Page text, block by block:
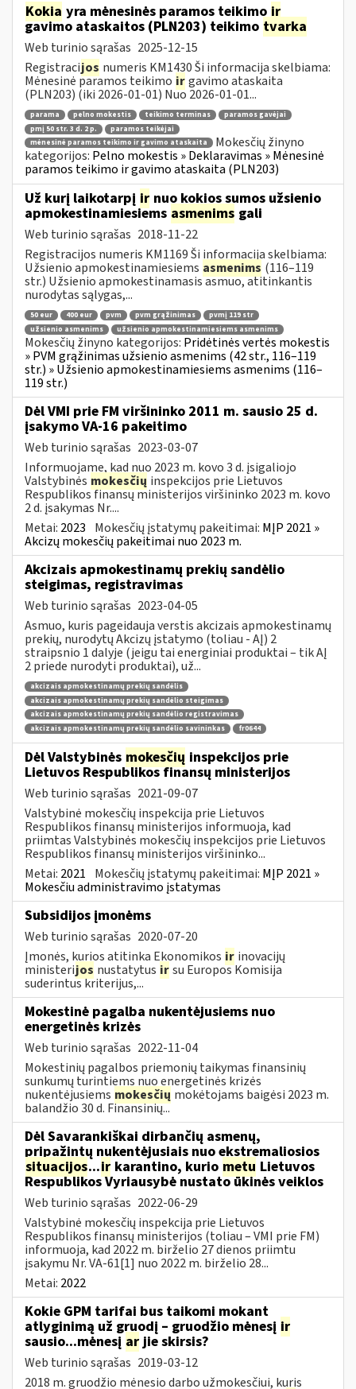
Kokia yra mėnesinės paramos teikimo ir
gavimo ataskaitos (PLN203) teikimo tvarka
Web turinio sąrašas 2025-12-15
Registracijos numeris KM1430 Ši informacija skelbiama:
Mėnesinė paramos teikimo irgavimo ataskaita
(PLN203) (iki 2026-01-01) Nuo 2026-01-01...
parama pelno mokestis teikimo terminas
paramos gavėjai
pmį 50 str. 3 d. 2 p.
paramos teikėjai
mėnesinė paramos teikimo ir gavimo ataskaita
Mokesčių žinyno
kategorijos: Pelno mokestis » Deklaravimas » Mėnesinė
paramos teikimo ir gavimo ataskaita (PLN203)
Už kurį laikotarpį ir nuo kokios sumos užsienio
apmokestinamiesiems asmenims gali
Web turinio sąrašas 2018-11-22
Registracijos numeris KM1169 Ši informacija skelbiama:
Užsienio apmokestinamiesiems asmenims (116–119
str.) Užsienio apmokestinamasis asmuo, atitinkantis
nurodytas sąlygas,...
50 eur 400 eur pvm pvm grąžinimas
pvmį 119 str
užsienio asmenims
užsienio apmokestinamiesiems asmenims
Mokesčių žinyno kategorijos: Pridėtinės vertės mokestis
» PVM grąžinimas užsienio asmenims (42 str., 116–119
str.) » Užsienio apmokestinamiesiems asmenims (116–
119 str.)
Dėl VMI prie FM viršininko 2011 m. sausio 25 d.
įsakymo VA-16 pakeitimo
Web turinio sąrašas 2023-03-07
Informuojame, kad nuo 2023 m. kovo 3 d. įsigaliojo
Valstybinės mokesčių inspekcijos prie Lietuvos
Respublikos finansų ministerijos viršininko 2023 m. kovo
2 d. įsakymas Nr....
Metai: 2023 Mokesčių įstatymų pakeitimai: MĮP 2021 »
Akcizų mokesčių pakeitimai nuo 2023 m.
Akcizais apmokestinamų prekių sandėlio
steigimas, registravimas
Web turinio sąrašas 2023-04-05
Asmuo, kuris pageidauja verstis akcizais apmokestinamų
prekių, nurodytų Akcizų įstatymo (toliau - AĮ) 2
straipsnio 1 dalyje (jeigu tai energiniai produktai – tik AĮ
2 priede nurodyti produktai), už...
akcizais apmokestinamų prekių sandėlis
akcizais apmokestinamų prekių sandėlio steigimas
akcizais apmokestinamų prekių sandėlio registravimas
akcizais apmokestinamų prekių sandėlio savininkas
fr0644
Dėl Valstybinės mokesčių inspekcijos prie
Lietuvos Respublikos finansų ministerijos
Web turinio sąrašas 2021-09-07
Valstybinė mokesčių inspekcija prie Lietuvos
Respublikos finansų ministerijos informuoja, kad
priimtas Valstybinės mokesčių inspekcijos prie Lietuvos
Respublikos finansų ministerijos viršininko...
Metai: 2021 Mokesčių įstatymų pakeitimai: MĮP 2021 »
Mokesčiu administravimo įstatymas
Subsidijos įmonėms
Web turinio sąrašas 2020-07-20
Įmonės, kurios atitinka Ekonomikos ir inovacijų
ministerijos nustatytus irsu Europos Komisija
suderintus kriterijus,...
Mokestinė pagalba nukentėjusiems nuo
energetinės krizės
Web turinio sąrašas 2022-11-04
Mokestinių pagalbos priemonių taikymas finansinių
sunkumų turintiems nuo energetinės krizės
nukentėjusiems mokesčių mokėtojams baigėsi 2023 m.
balandžio 30 d. Finansinių...
Dėl Savarankiškai dirbančių asmenų,
pripažintų nukentėjusiais nuo ekstremaliosios
situacijos...ir karantino, kurio metu Lietuvos
Respublikos Vyriausybė nustato ūkinės veiklos
Web turinio sąrašas 2022-06-29
Valstybinė mokesčių inspekcija prie Lietuvos
Respublikos finansų ministerijos (toliau – VMI prie FM)
informuoja, kad 2022 m. birželio 27 dienos priimtu
įsakymu Nr. VA-61[1] nuo 2022 m. birželio 28...
Metai: 2022
Kokie GPM tarifai bus taikomi mokant
atlyginimą už gruodį – gruodžio mėnesį ir
sausio...mėnesį arjie skirsis?
Web turinio sąrašas 2019-03-12
2018 m. gruodžio mėnesio darbo užmokesčiui, kuris